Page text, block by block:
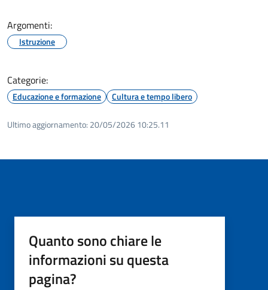
Argomenti:
Istruzione
Categorie:
Educazione e formazione Cultura e tempo libero
Ultimo aggiornamento: 20/05/2026 10:25.11
Quanto sono chiare le
informazioni su questa
pagina?